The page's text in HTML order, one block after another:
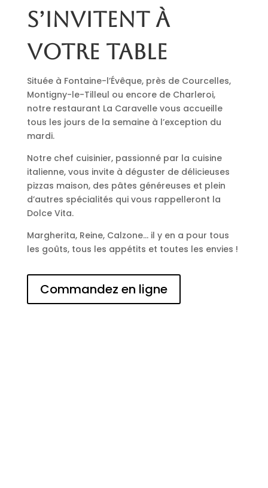
s’invitent à
votre table
Située à Fontaine-l’Évêque, près de Courcelles,
Montigny-le-Tilleul ou encore de Charleroi,
notre restaurant La Caravelle vous accueille
tous les jours de la semaine à l’exception du
mardi.
Notre chef cuisinier, passionné par la cuisine
italienne, vous invite à déguster de délicieuses
pizzas maison, des pâtes généreuses et plein
d’autres spécialités qui vous rappelleront la
Dolce Vita.
Margherita, Reine, Calzone… il y en a pour tous
les goûts, tous les appétits et toutes les envies !
Commandez en ligne